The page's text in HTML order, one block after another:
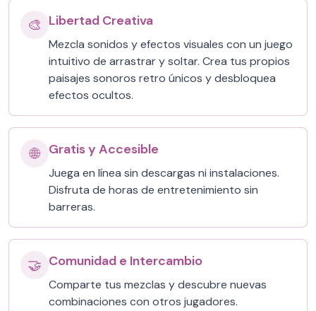
🎨 Libertad Creativa
Mezcla sonidos y efectos visuales con un juego
intuitivo de arrastrar y soltar. Crea tus propios
paisajes sonoros retro únicos y desbloquea
efectos ocultos.
🌐 Gratis y Accesible
Juega en línea sin descargas ni instalaciones.
Disfruta de horas de entretenimiento sin
barreras.
🤝 Comunidad e Intercambio
Comparte tus mezclas y descubre nuevas
combinaciones con otros jugadores.